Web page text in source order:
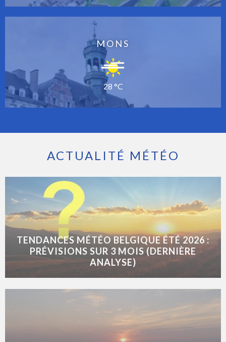
MONS
28 °C
ACTUALITÉ MÉTÉO
TENDANCES MÉTÉO BELGIQUE ÉTÉ 2026 :
PRÉVISIONS SUR 3 MOIS (DERNIÈRE
ANALYSE)